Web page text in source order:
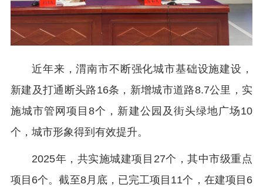
近年来，渭南市不断强化城市基础设施建设，
新建及打通断头路16条，新增城市道路8.7公里，实
施城市管网项目8个，新建公园及街头绿地广场10
个，城市形象得到有效提升。
2025年，共实施城建项目27个，其中市级重点
项目6个。截至8月底，已完工项目11个，在建项目6